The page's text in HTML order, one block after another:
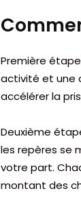
Première
activité et une
accélérer la
Deuxième
les repères se
votre part.
montant des